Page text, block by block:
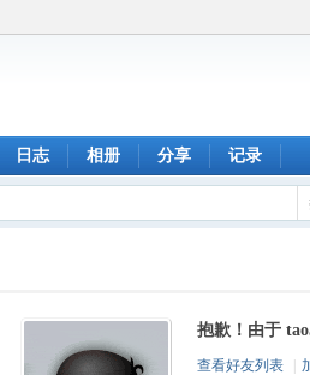
日志 相册 分享 记录
抱歉！由于
查看好友列表